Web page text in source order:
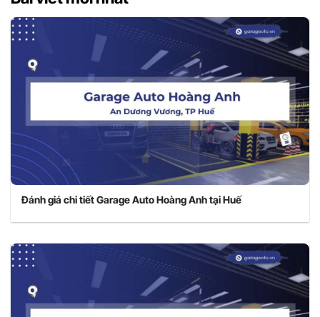
Đánh giá chi tiết Garage Auto Hoàng Anh tại Huế